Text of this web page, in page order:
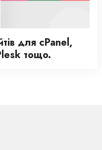
для cPanel,
тощо.